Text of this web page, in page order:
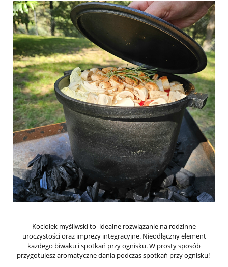
Kociołek myśliwski to idealne rozwiązanie na rodzinne
uroczystości oraz imprezy integracyjne. Nieodłączny element
każdego biwaku i spotkań przy ognisku. W prosty sposób
przygotujesz aromatyczne dania podczas spotkań przy ognisku!